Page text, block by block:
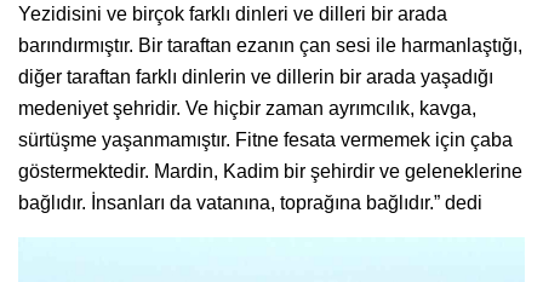
Yezidisini ve birçok farklı dinleri ve dilleri bir arada
barındırmıştır. Bir taraftan ezanın çan sesi ile harmanlaştığı,
diğer taraftan farklı dinlerin ve dillerin bir arada yaşadığı
medeniyet şehridir. Ve hiçbir zaman ayrımcılık, kavga,
sürtüşme yaşanmamıştır. Fitne fesata vermemek için çaba
göstermektedir. Mardin, Kadim bir şehirdir ve geleneklerine
bağlıdır. İnsanları da vatanına, toprağına bağlıdır.” dedi